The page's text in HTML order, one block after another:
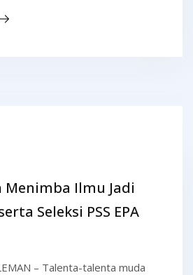
Ilmu Jadi
Seleksi PSS EPA
– Talenta-talenta muda